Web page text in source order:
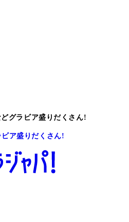
グラビア盛りだくさん!
ア盛りだくさん!